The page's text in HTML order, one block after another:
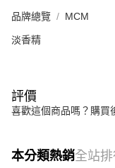
品牌總覽 MCM
淡香精
評價
喜歡這個商品嗎？購買
本分類熱銷全站排